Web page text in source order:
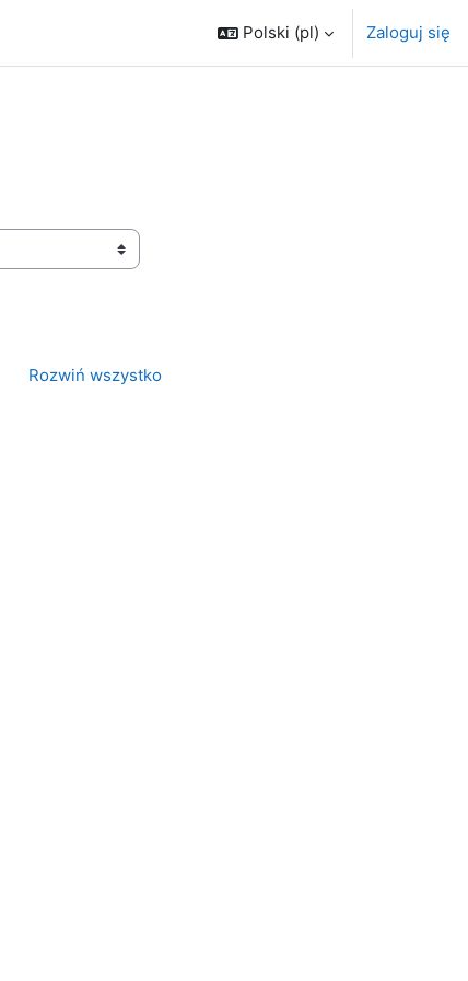
Polski ‎(pl)‎ Zaloguj się
Rozwiń wszystko